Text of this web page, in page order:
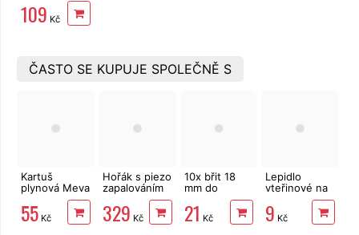
g závit 7/16
109 Kč
ČASTO SE KUPUJE SPOLEČNĚ S
Kartuš
plynová Meva
227g,
ventilová
55 Kč
Hořák s piezo
zapalováním
Premium
8848100
329 Kč
10x břit 18
mm do
odlamovacího
nože
21 Kč
Lepidlo
vteřinové na
kov, plast,
gumu i dřevo
9 Kč